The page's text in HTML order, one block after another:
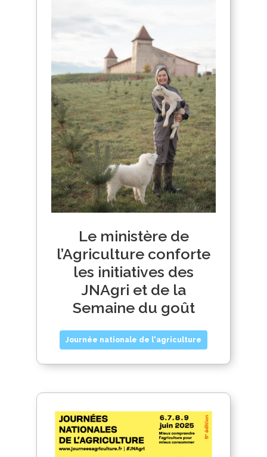
Le ministère de
l’Agriculture conforte
les initiatives des
JNAgri et de la
Semaine du goût
Journée nationale de l'agriculture